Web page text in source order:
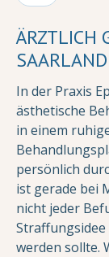
ÄRZTLICH
SAARLAND
In der Praxis
ästhetische
in einem
persönlich
ist gerade bei
nicht jeder
werden sollte.